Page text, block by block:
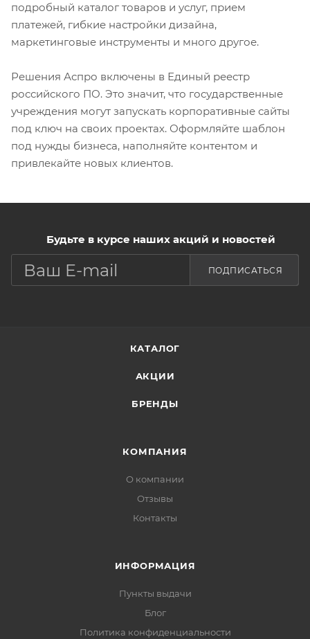
подробный каталог товаров и услуг, прием
платежей, гибкие настройки дизайна,
маркетинговые инструменты и много другое.
Решения Аспро включены в Единый реестр
российского ПО. Это значит, что государственные
учреждения могут запускать корпоративные сайты
под ключ на своих проектах. Оформляйте шаблон
под нужды бизнеса, наполняйте контентом и
привлекайте новых клиентов.
Будьте в курсе наших акций и новостей
ПОДПИСАТЬСЯ
КАТАЛОГ
АКЦИИ
БРЕНДЫ
КОМПАНИЯ
О компании
Отзывы
Контакты
ИНФОРМАЦИЯ
Пункты выдачи
Блог
Политика конфиденциальности